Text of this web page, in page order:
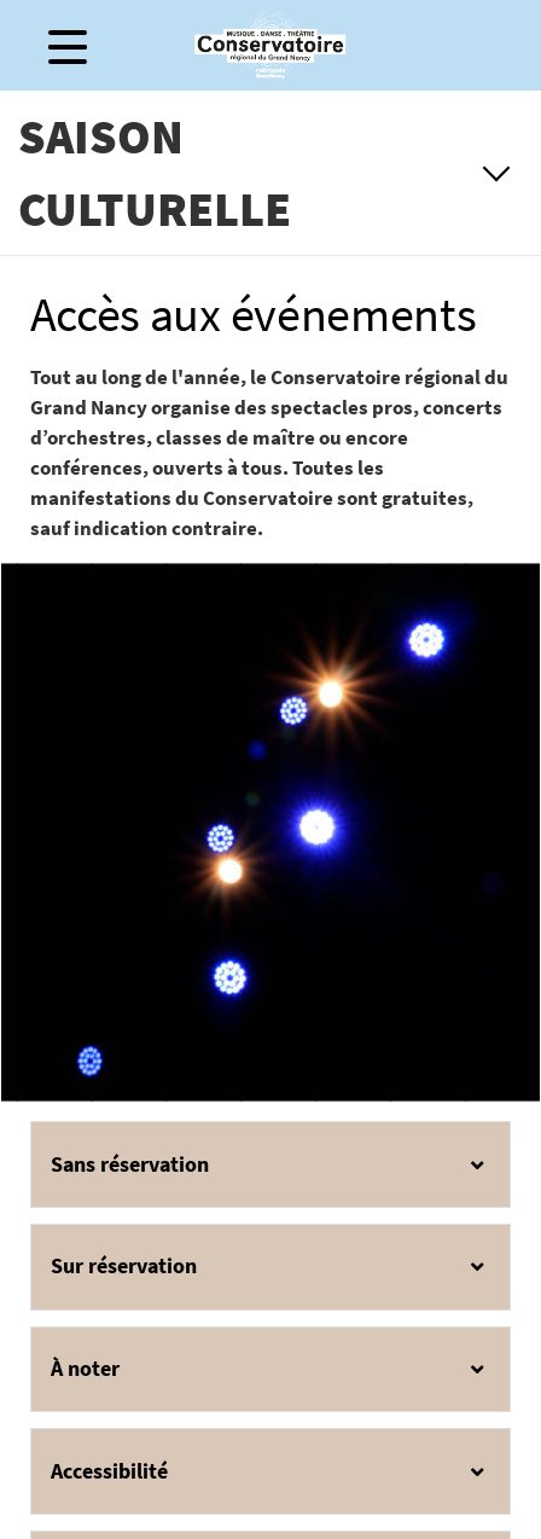
Gestion de vos préférences sur les cookies
SAISON
CULTURELLE
Accès aux événements
Tout au long de l'année, le Conservatoire régional du
Grand Nancy organise des spectacles pros, concerts
d’orchestres, classes de maître ou encore
conférences, ouverts à tous. Toutes les
manifestations du Conservatoire sont gratuites,
sauf indication contraire.
Sans réservation
Sur réservation
À noter
Accessibilité